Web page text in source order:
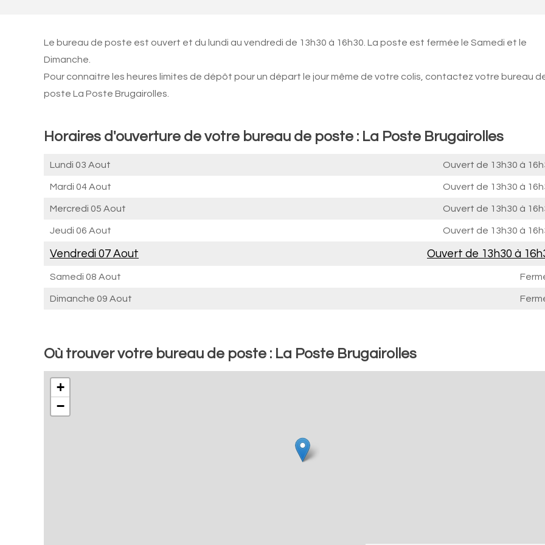
Le bureau de poste est ouvert et du lundi au vendredi de 13h30 à 16h30. La poste est fermée le Samedi et le
Dimanche.
Pour connaitre les heures limites de dépôt pour un départ le jour même de votre colis, contactez votre bureau
poste La Poste Brugairolles.
Horaires d'ouverture de votre bureau de poste : La Poste Brugairolles
Lundi 03 Aout Ouvert de 13h30 à
Mardi 04 Aout Ouvert de 13h30 à
Mercredi 05 Aout Ouvert de 13h30 à
Jeudi 06 Aout Ouvert de 13h30 à
Vendredi 07 Aout Ouvert de 13h30 à
Samedi 08 Aout
Dimanche 09 Aout
Où trouver votre bureau de poste : La Poste Brugairolles
+
−